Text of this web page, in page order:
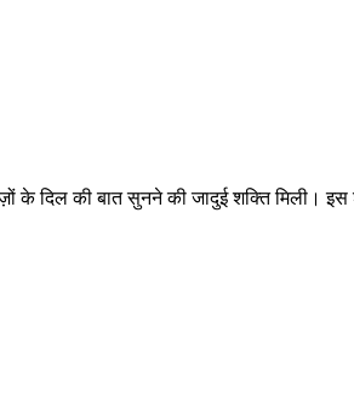
के दिल की बात सुनने की जादुई शक्ति मिली।